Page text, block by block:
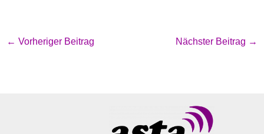
← Vorheriger Beitrag Nächster Beitrag →